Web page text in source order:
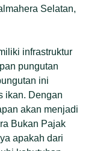
Selatan,
infrastruktur
pungutan
ini
ikan. Dengan
akan menjadi
Bukan Pajak
apakah dari